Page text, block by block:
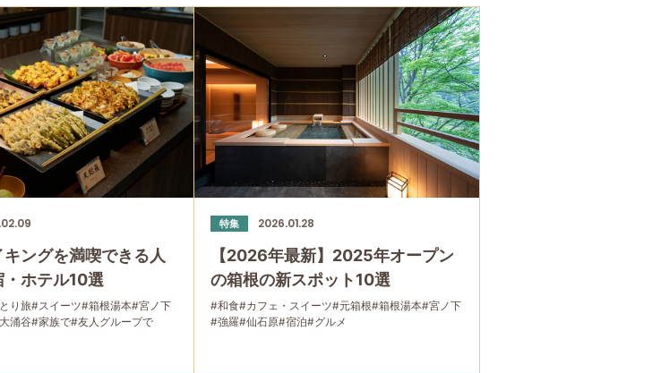
ングを満喫できる人
ホテル10選
り旅#スイーツ#箱根湯本#宮ノ下
涌谷#家族で#友人グループで
特集 2026.01.28
【2026年最新】2025年オープン
の箱根の新スポット10選
#和食#カフェ・スイーツ#元箱根#箱根湯本#宮ノ下
#強羅#仙石原#宿泊#グルメ